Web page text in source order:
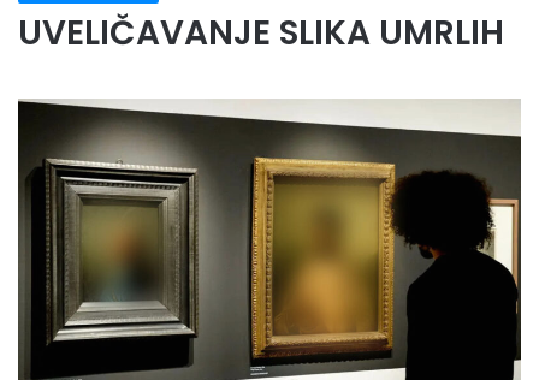
UVELIČAVANJE SLIKA UMRLIH